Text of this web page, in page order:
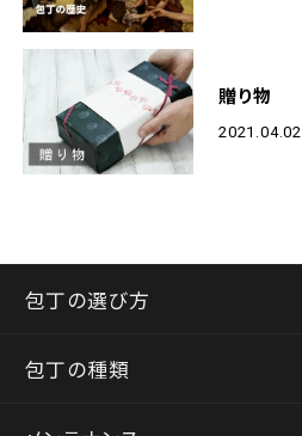
贈り物
2021.04.02
包丁の選び方
包丁の種類